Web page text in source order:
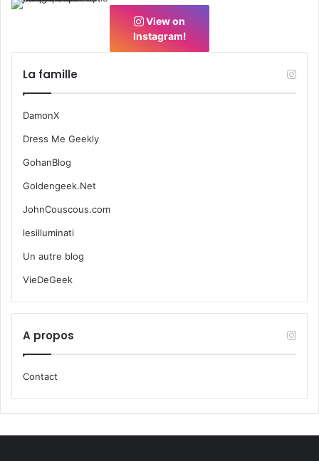
View on
Instagram!
La famille
DamonX
Dress Me Geekly
GohanBlog
Goldengeek.Net
JohnCouscous.com
lesilluminati
Un autre blog
VieDeGeek
A propos
Contact